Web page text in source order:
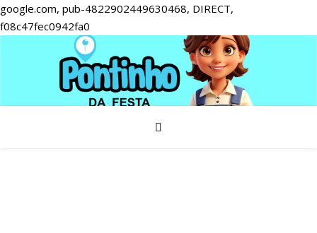
google.com, pub-4822902449630468, DIRECT,
f08c47fec0942fa0